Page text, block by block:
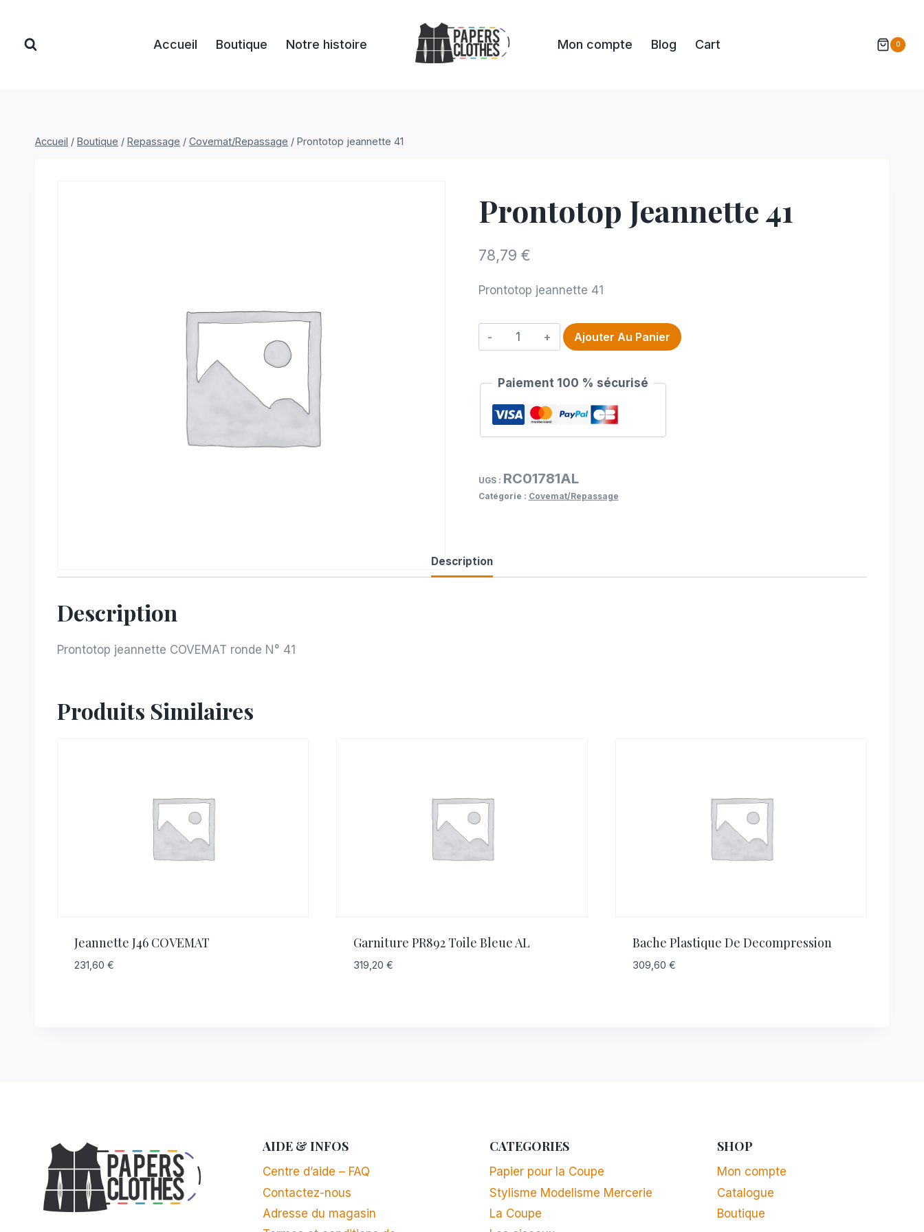
contenu
Accueil Boutique Notre histoire Mon compte Blog Cart 0
Accueil / Boutique / Repassage / Covemat/Repassage / Prontotop jeannette 41
Prontotop Jeannette 41
78,79 €
Prontotop jeannette 41
quantité
de
jeannette
41
Ajouter Au Panier
Paiement 100 % sécurisé
UGS : RC01781AL
Catégorie : Covemat/Repassage
Description
Description
Prontotop jeannette COVEMAT ronde N° 41
Produits Similaires
Jeannette J46 COVEMAT
231,60 €
Garniture PR892 Toile Bleue AL
319,20 €
Bache Plastique De Decompression
309,60 €
AIDE & INFOS
Centre d’aide – FAQ
Contactez-nous
Adresse du magasin
CATEGORIES
Papier pour la Coupe
Stylisme Modelisme Mercerie
La Coupe
SHOP
Mon compte
Catalogue
Boutique